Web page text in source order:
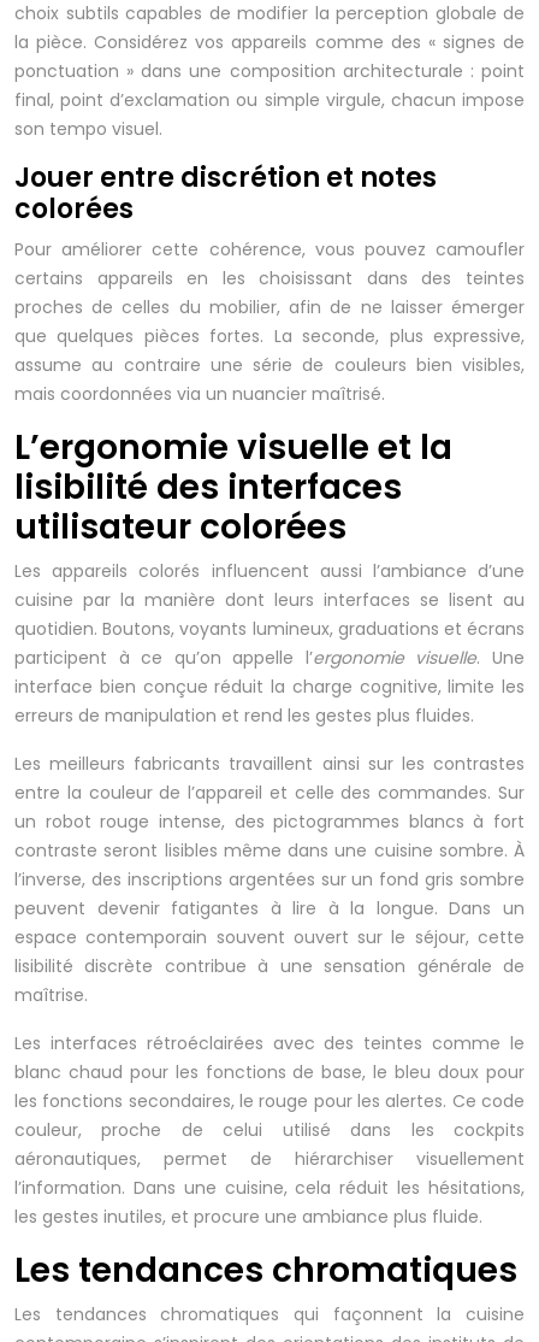
choix subtils capables de modifier la perception globale de
la pièce. Considérez vos appareils comme des « signes de
ponctuation » dans une composition architecturale : point
final, point d’exclamation ou simple virgule, chacun impose
son tempo visuel.
Jouer entre discrétion et notes
colorées
Pour améliorer cette cohérence, vous pouvez camoufler
certains appareils en les choisissant dans des teintes
proches de celles du mobilier, afin de ne laisser émerger
que quelques pièces fortes. La seconde, plus expressive,
assume au contraire une série de couleurs bien visibles,
mais coordonnées via un nuancier maîtrisé.
L’ergonomie visuelle et la
lisibilité des interfaces
utilisateur colorées
Les appareils colorés influencent aussi l’ambiance d’une
cuisine par la manière dont leurs interfaces se lisent au
quotidien. Boutons, voyants lumineux, graduations et écrans
participent à ce qu’on appelle l’ergonomie visuelle. Une
interface bien conçue réduit la charge cognitive, limite les
erreurs de manipulation et rend les gestes plus fluides.
Les meilleurs fabricants travaillent ainsi sur les contrastes
entre la couleur de l’appareil et celle des commandes. Sur
un robot rouge intense, des pictogrammes blancs à fort
contraste seront lisibles même dans une cuisine sombre. À
l’inverse, des inscriptions argentées sur un fond gris sombre
peuvent devenir fatigantes à lire à la longue. Dans un
espace contemporain souvent ouvert sur le séjour, cette
lisibilité discrète contribue à une sensation générale de
maîtrise.
Les interfaces rétroéclairées avec des teintes comme le
blanc chaud pour les fonctions de base, le bleu doux pour
les fonctions secondaires, le rouge pour les alertes. Ce code
couleur, proche de celui utilisé dans les cockpits
aéronautiques, permet de hiérarchiser visuellement
l’information. Dans une cuisine, cela réduit les hésitations,
les gestes inutiles, et procure une ambiance plus fluide.
Les tendances chromatiques
Les tendances chromatiques qui façonnent la cuisine